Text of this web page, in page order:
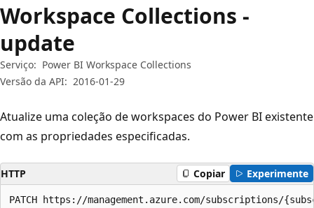
Workspace Collections -
update
Serviço: Power BI Workspace Collections
Versão da API: 2016-01-29
Atualize uma coleção de workspaces do Power BI existente
com as propriedades especificadas.
HTTP Copiar Experimente
PATCH https://management.azure.com/subscriptions/